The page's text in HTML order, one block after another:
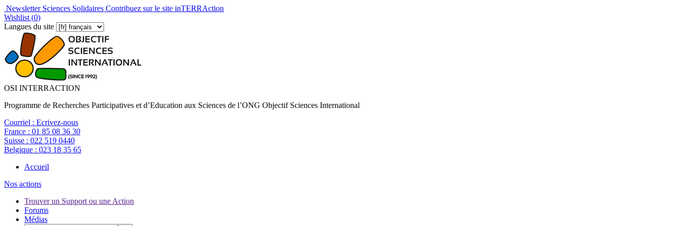
Newsletter Sciences Solidaires Contribuez sur le site inTERRAction
Wishlist (0)
Langues du site
OSI INTERRACTION
Programme de Recherches Participatives et d’Education aux Sciences de l’ONG Objectif Sciences International
Courriel : Ecrivez-nous
France : 01 85 08 36 30
Suisse : 022 519 0440
Belgique : 023 18 35 65
Accueil
Nos actions
Trouver un Support ou une Action
Forums
Médias